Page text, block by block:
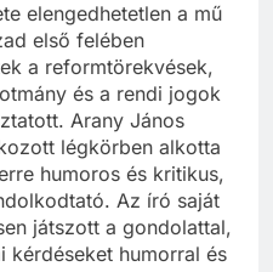
elengedhetetlen a mű
első felében
a reformtörekvések,
és a rendi jogok
Arany János
légkörben alkotta
humoros és kritikus,
Az író saját
játszott a gondolattal,
kérdéseket humorral és